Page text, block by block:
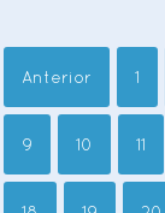
Anterior 1
9 10 11